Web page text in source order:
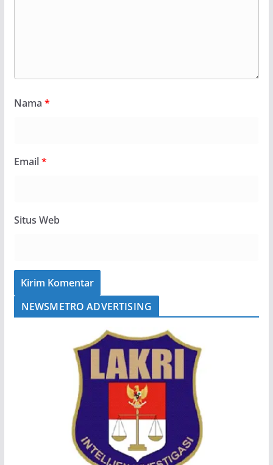
Nama *
Email*
Situs Web
NEWSMETRO ADVERTISING